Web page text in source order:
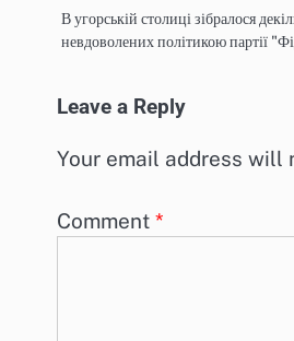
В угорській столиці зібралося
невдоволених політикою партії
Leave a Reply
Your email address will
Comment *